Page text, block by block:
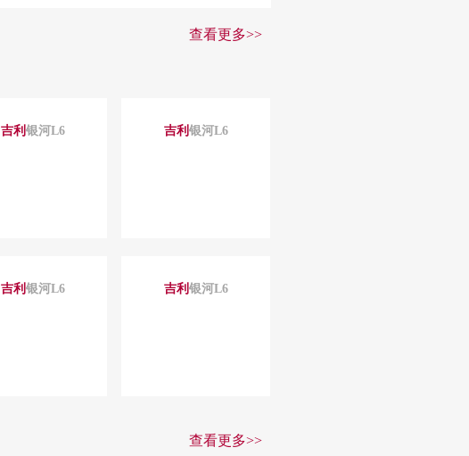
查看更多>>
吉利 银河L6 吉利 银河L6
吉利 银河L6 吉利 银河L6
查看更多>>